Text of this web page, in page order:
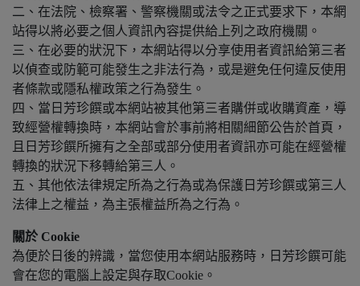
二、在法院、檢察署、警察機關或法令之正式要求下，本網
站得以將必要之個人資訊內容提供給上列之政府機關。
三、在必要的狀況下，本網站得以分享使用者資訊給第三者
以偵查或防範可能發生之非法行為，或是避免任何違反使用
者條款或隱私權政策之行為發生。
四、當日芳珍饌或本網站被其他第三者購併或收購資產，導
致經營權轉換時，本網站會於事前將相關細節公告於首頁，
且日芳珍饌所擁有之全部或部分使用者資訊亦可能在經營權
轉換的狀況下移轉給第三人。
五、其他依法律規定所為之行為或為保護日芳珍饌或第三人
法律上之權益，為主張權益所為之行為。
關於 Cookie
為便於日後的辨識，當您使用本網站服務時，日芳珍饌可能
會在您的電腦上設定與存取Cookie。